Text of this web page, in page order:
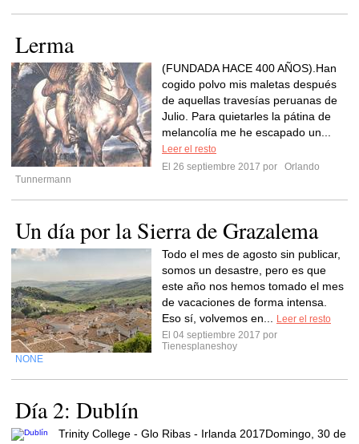
Lerma
(FUNDADA HACE 400 AÑOS).Han
cogido polvo mis maletas después
de aquellas travesías peruanas de
Julio. Para quietarles la pátina de
melancolía me he escapado un...
Leer el resto
El 26 septiembre 2017 por
Orlando
Tunnermann
Un día por la Sierra de Grazalema
Todo el mes de agosto sin publicar,
somos un desastre, pero es que
este año nos hemos tomado el mes
de vacaciones de forma intensa.
Eso sí, volvemos en...
Leer el resto
El 04 septiembre 2017 por
Tienesplaneshoy
NONE
Día 2: Dublín
Trinity College - Glo Ribas - Irlanda 2017Domingo, 30 de